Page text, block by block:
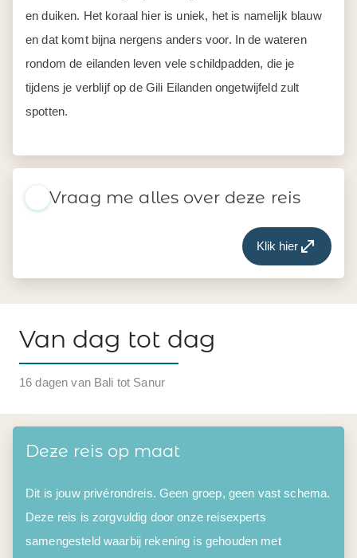
en duiken. Het koraal hier is uniek, het is namelijk blauw
en dat komt bijna nergens anders voor. In de wateren
rondom de eilanden leven vele schildpadden, die je
tijdens je verblijf op de Gili Eilanden ongetwijfeld zult
spotten.
Vraag me alles over deze reis
Klik hier
Van dag tot dag
16 dagen van Bali tot Sanur
Deze reis op maat
Dit is jouw privérondreis. Geen groep, geen vast schema.
Deze reis is zorgvuldig door onze reisexperts
samengesteld waarbij rekening is gehouden met